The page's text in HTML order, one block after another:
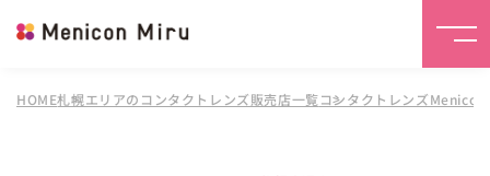
HOME札幌エリアのコンタクトレンズ販売店一覧コンタクトレンズ